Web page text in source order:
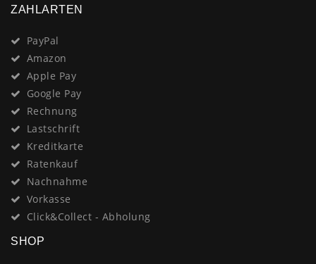
ZAHLARTEN
PayPal
Amazon
Apple Pay
Google Pay
Rechnung
Lastschrift
Kreditkarte
Ratenkauf
Nachnahme
Vorkasse
Click&Collect - Abholung
SHOP